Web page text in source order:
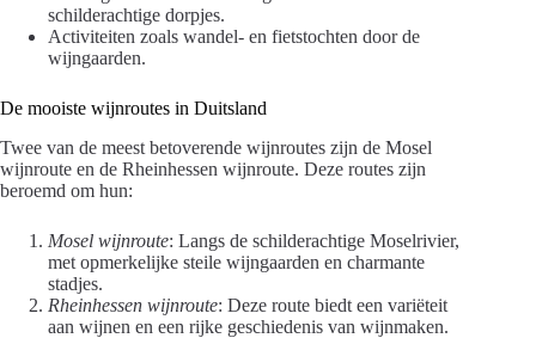
schilderachtige dorpjes.
Activiteiten zoals wandel- en fietstochten door de
wijngaarden.
De mooiste wijnroutes in Duitsland
Twee van de meest betoverende wijnroutes zijn de Mosel
wijnroute en de Rheinhessen wijnroute. Deze routes zijn
beroemd om hun:
Mosel wijnroute: Langs de schilderachtige Moselrivier,
met opmerkelijke steile wijngaarden en charmante
stadjes.
Rheinhessen wijnroute: Deze route biedt een variëteit
aan wijnen en een rijke geschiedenis van wijnmaken.